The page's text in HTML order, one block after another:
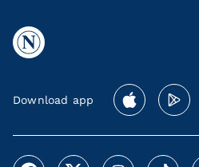
Download app